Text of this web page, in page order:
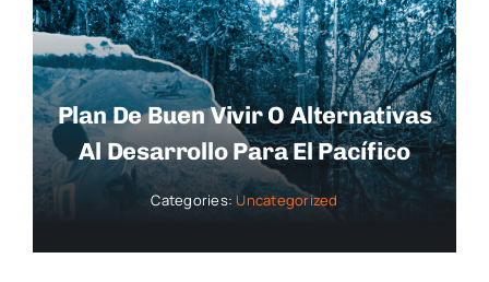
Plan De Buen Vivir O Alternativas
Al Desarrollo Para El Pacífico
Categories:Uncategorized